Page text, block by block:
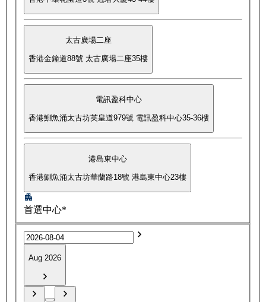
太古廣場二座
香港金鐘道88號 太古廣場二座35樓
電訊盈科中心
香港鰂魚涌太古坊英皇道979號 電訊盈科中心35-36樓
港島東中心
香港鰂魚涌太古坊華蘭路18號 港島東中心23樓
首選中心*
Aug 2026